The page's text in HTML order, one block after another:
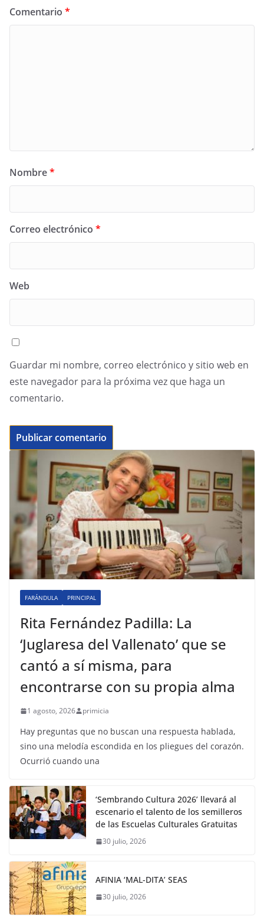
Comentario *
Nombre*
Correo electrónico *
Web
Guardar mi nombre, correo electrónico y sitio web en
este navegador para la próxima vez que haga un
comentario.
FARÁNDULA PRINCIPAL
Rita Fernández Padilla: La
‘Juglaresa del Vallenato’ que se
cantó a sí misma, para
encontrarse con su propia alma
1 agosto, 2026 primicia
Hay preguntas que no buscan una respuesta hablada,
sino una melodía escondida en los pliegues del corazón.
Ocurrió cuando una
‘Sembrando Cultura 2026’ llevará al
escenario el talento de los semilleros
de las Escuelas Culturales Gratuitas
30 julio, 2026
AFINIA ‘MAL-DITA’ SEAS
30 julio, 2026